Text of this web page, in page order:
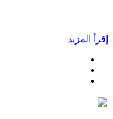
إقرأ المزيد